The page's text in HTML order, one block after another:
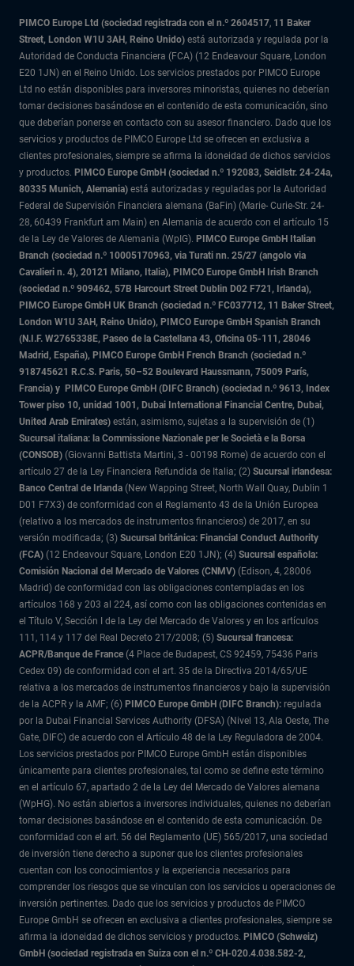
PIMCO Europe Ltd (sociedad registrada con el n.º 2604517, 11 Baker
Street, London W1U 3AH, Reino Unido) está autorizada y regulada por la
Autoridad de Conducta Financiera (FCA) (12 Endeavour Square, London
E20 1JN) en el Reino Unido. Los servicios prestados por PIMCO Europe
Ltd no están disponibles para inversores minoristas, quienes no deberían
tomar decisiones basándose en el contenido de esta comunicación, sino
que deberían ponerse en contacto con su asesor financiero. Dado que los
servicios y productos de PIMCO Europe Ltd se ofrecen en exclusiva a
clientes profesionales, siempre se afirma la idoneidad de dichos servicios
y productos. PIMCO Europe GmbH (sociedad n.º 192083, Seidlstr. 24-24a,
80335 Munich, Alemania) está autorizadas y reguladas por la Autoridad
Federal de Supervisión Financiera alemana (BaFin) (Marie- Curie-Str. 24-
28, 60439 Frankfurt am Main) en Alemania de acuerdo con el artículo 15
de la Ley de Valores de Alemania (WpIG). PIMCO Europe GmbH Italian
Branch (sociedad n.º 10005170963, via Turati nn. 25/27 (angolo via
Cavalieri n. 4), 20121 Milano, Italia), PIMCO Europe GmbH Irish Branch
(sociedad n.º 909462, 57B Harcourt Street Dublin D02 F721, Irlanda),
PIMCO Europe GmbH UK Branch (sociedad n.º FC037712, 11 Baker Street,
London W1U 3AH, Reino Unido), PIMCO Europe GmbH Spanish Branch
(N.I.F. W2765338E, Paseo de la Castellana 43, Oficina 05-111, 28046
Madrid, España), PIMCO Europe GmbH French Branch (sociedad n.º
918745621 R.C.S. Paris, 50–52 Boulevard Haussmann, 75009 París,
Francia) y PIMCO Europe GmbH (DIFC Branch) (sociedad n.º 9613, Index
Tower piso 10, unidad 1001, Dubai International Financial Centre, Dubai,
United Arab Emirates) están, asimismo, sujetas a la supervisión de (1)
Sucursal italiana: la Commissione Nazionale per le Società e la Borsa
(CONSOB) (Giovanni Battista Martini, 3 - 00198 Rome) de acuerdo con el
artículo 27 de la Ley Financiera Refundida de Italia; (2) Sucursal irlandesa:
Banco Central de Irlanda (New Wapping Street, North Wall Quay, Dublin 1
D01 F7X3) de conformidad con el Reglamento 43 de la Unión Europea
(relativo a los mercados de instrumentos financieros) de 2017, en su
versión modificada; (3) Sucursal británica: Financial Conduct Authority
(FCA) (12 Endeavour Square, London E20 1JN); (4) Sucursal española:
Comisión Nacional del Mercado de Valores (CNMV) (Edison, 4, 28006
Madrid) de conformidad con las obligaciones contempladas en los
artículos 168 y 203 al 224, así como con las obligaciones contenidas en
el Título V, Sección I de la Ley del Mercado de Valores y en los artículos
111, 114 y 117 del Real Decreto 217/2008; (5) Sucursal francesa:
ACPR/Banque de France (4 Place de Budapest, CS 92459, 75436 Paris
Cedex 09) de conformidad con el art. 35 de la Directiva 2014/65/UE
relativa a los mercados de instrumentos financieros y bajo la supervisión
de la ACPR y la AMF; (6) PIMCO Europe GmbH (DIFC Branch): regulada
por la Dubai Financial Services Authority (DFSA) (Nivel 13, Ala Oeste, The
Gate, DIFC) de acuerdo con el Artículo 48 de la Ley Reguladora de 2004.
Los servicios prestados por PIMCO Europe GmbH están disponibles
únicamente para clientes profesionales, tal como se define este término
en el artículo 67, apartado 2 de la Ley del Mercado de Valores alemana
(WpHG). No están abiertos a inversores individuales, quienes no deberían
tomar decisiones basándose en el contenido de esta comunicación. De
conformidad con el art. 56 del Reglamento (UE) 565/2017, una sociedad
de inversión tiene derecho a suponer que los clientes profesionales
cuentan con los conocimientos y la experiencia necesarios para
comprender los riesgos que se vinculan con los servicios u operaciones de
inversión pertinentes. Dado que los servicios y productos de PIMCO
Europe GmbH se ofrecen en exclusiva a clientes profesionales, siempre se
afirma la idoneidad de dichos servicios y productos. PIMCO (Schweiz)
GmbH (sociedad registrada en Suiza con el n.º CH-020.4.038.582-2,